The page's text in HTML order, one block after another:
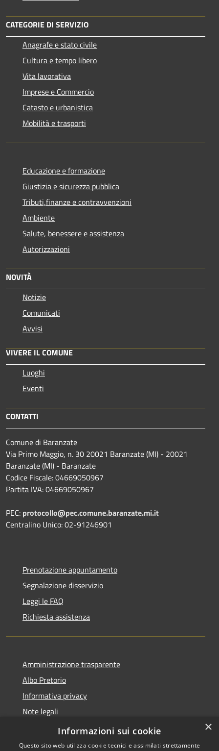
CATEGORIE DI SERVIZIO
Anagrafe e stato civile
Cultura e tempo libero
Vita lavorativa
Imprese e Commercio
Catasto e urbanistica
Mobilità e trasporti
Educazione e formazione
Giustizia e sicurezza pubblica
Tributi,finanze e contravvenzioni
Ambiente
Salute, benessere e assistenza
Autorizzazioni
NOVITÀ
Notizie
Comunicati
Avvisi
VIVERE IL COMUNE
Luoghi
Eventi
CONTATTI
Comune di Baranzate
Via Primo Maggio, n. 30 20021 Baranzate (MI) - 20021
Baranzate (MI) - Baranzate
Codice Fiscale: 04669050967
Partita IVA: 04669050967
PEC: protocollo@pec.comune.baranzate.mi.it
Centralino Unico: 02-91246901
Prenotazione appuntamento
Segnalazione disservizio
Leggi le FAQ
Richiesta assistenza
Amministrazione trasparente
Albo Pretorio
Informativa privacy
Note legali
Dichiarazione di accessibilità
×
Informazioni sui cookie
Questo sito web utilizza cookie tecnici e assimilati strettamente